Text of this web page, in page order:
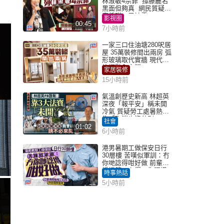
00:45
黑面但夠真 網民質疑：
真係咁一早被雪
影視圈
7小時前
一家三口住油塘280呎居
屋 35萬裝修間出兩房 弧
形玻璃取代實牆 現代神
枱櫃融入玄關
家居裝修
15小時前
01:02
氣溫創歷史新高 林超英
深夜「報平安」稱未開
冷氣 質疑勞工處暑熱警
告「取消也沒分別」
社會
6小時前
港男暑期工做保安日行
30層樓 苦嘆似軍訓：冇
你哋諗得咁好做 前輩傳
授搵筍工心得：你唔識
揀盤啫｜Juicy叮
時事熱話
5小時前